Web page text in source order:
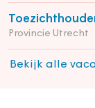
Provincie Utrecht
Bekijk alle